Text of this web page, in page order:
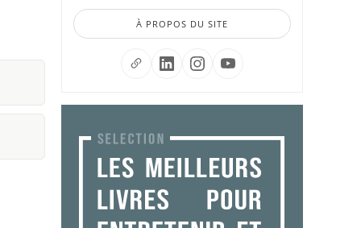
À PROPOS DU SITE